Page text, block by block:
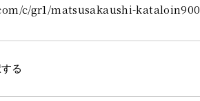
c/gr1/matsusakaushi-kataloin900
る